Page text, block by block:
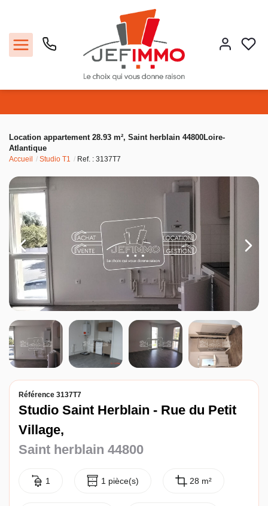
Louer
Vendre
Faire gérer
Estimer
Entreprise
Nos agences
Location appartement 28.93 m², Saint herblain 44800Loire-
Atlantique
Accueil Studio T1 Ref. : 3137T7
Référence 3137T7
Studio Saint Herblain - Rue du Petit
Village,
Saint herblain 44800
1 1 pièce(s) 28 m²